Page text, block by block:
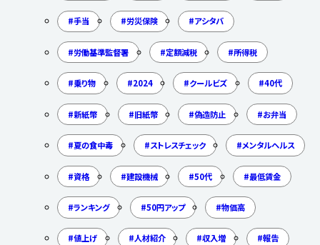
手当 労災保険 アシタバ
労働基準監督署 定額減税 所得税
乗り物 2024 クールビズ 40代
新紙幣 旧紙幣 偽造防止 お弁当
夏の食中毒 ストレスチェック メンタルヘルス
資格 建設機械 50代 最低賃金
ランキング 50円アップ 物価高
値上げ 人材紹介 収入増 報告